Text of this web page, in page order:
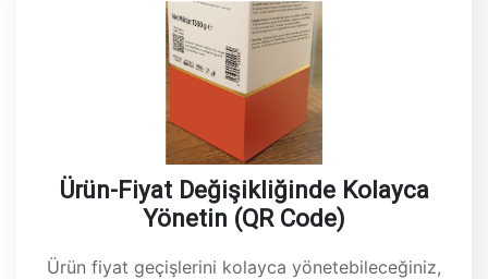
Ürün-Fiyat Değişikliğinde Kolayca
Yönetin (QR Code)
Ürün fiyat geçişlerini kolayca yönetebileceğiniz,